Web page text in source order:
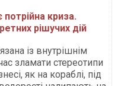
потрійна криза.
рішучих дій
із внутрішнім
зламати стереотипи
як на кораблі, під